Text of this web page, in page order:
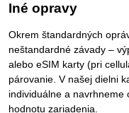
Iné opravy
Okrem štandardných
neštandardné závady –
alebo eSIM karty (pri
párovanie. V našej dielni
individuálne a navrhneme
hodnotu zariadenia.